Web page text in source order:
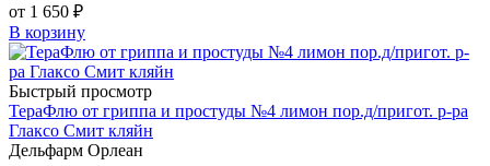
от 1 650 ₽
В корзину
Быстрый просмотр
ТераФлю от гриппа и простуды №4 лимон пор.д/пригот. р-ра
Глаксо Смит кляйн
Дельфарм Орлеан